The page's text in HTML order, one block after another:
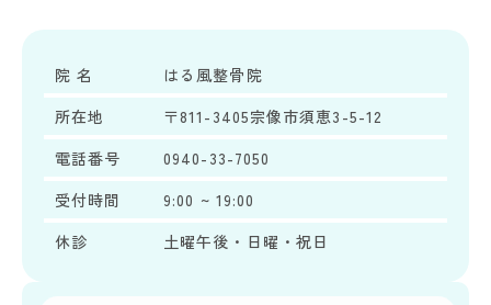
院 名
はる風整骨院
所在地
〒811-3405宗像市須恵3-5-12
電話番号
0940-33-7050
受付時間
9:00 ~ 19:00
休診
土曜午後・日曜・祝日